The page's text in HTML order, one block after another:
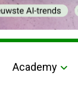
Academy